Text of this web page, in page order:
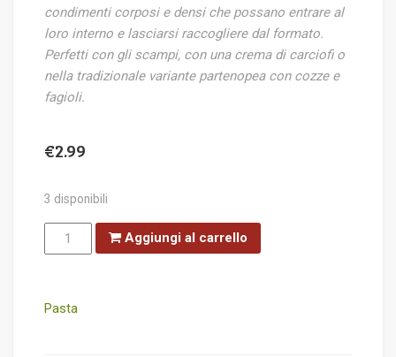
condimenti corposi e densi che possano entrare al
loro interno e lasciarsi raccogliere dal formato.
Perfetti con gli scampi, con una crema di carciofi o
nella tradizionale variante partenopea con cozze e
fagioli.
€2.99
3 disponibili
Rummo
Mezzi
Rigatoni
Aggiungi al carrello
Pasta